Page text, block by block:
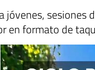
jóvenes,
en formato de